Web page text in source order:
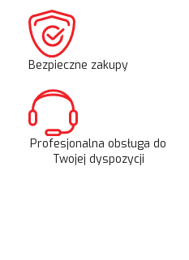
Bezpieczne zakupy
Profesjonalna obsługa do
Twojej dyspozycji